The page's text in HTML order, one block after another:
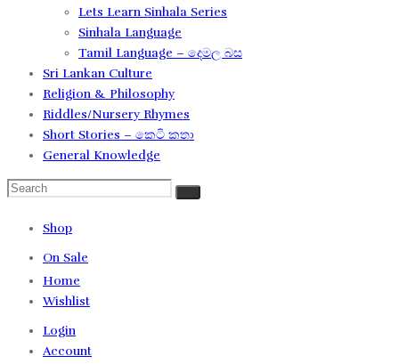
Lets Learn Sinhala Series
Sinhala Language
Tamil Language – දෙමල බස​
Sri Lankan Culture
Religion & Philosophy
Riddles/Nursery Rhymes
Short Stories – කෙටි කතා
General Knowledge
Shop
On Sale
Home
Wishlist
Login
Account